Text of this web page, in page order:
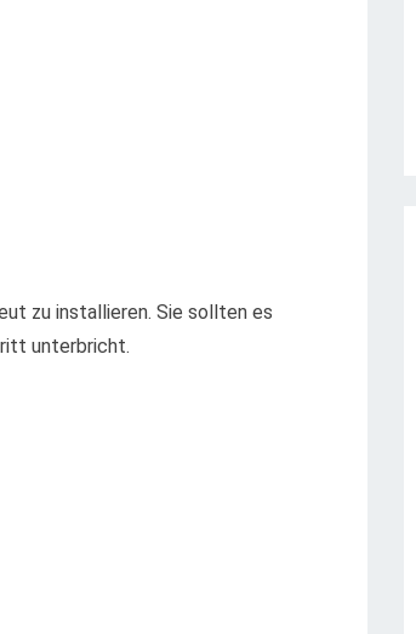
zu installieren. Sie sollten es
unterbricht.